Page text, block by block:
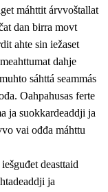
diđolašvuohta
máhttit árvvoštallat
dan birra movt
ahte sin iežaset
dahje
sáhttá seammás
Oahpahusas ferte
ja suokkardeaddji ja
vai ođđa máhttu
deasttaid
ja